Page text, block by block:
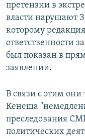
претензии в
власти нарушают
которому
ответственности
был показан в
заявлении.
В связи с этим они
Кенеша
преследования
политических